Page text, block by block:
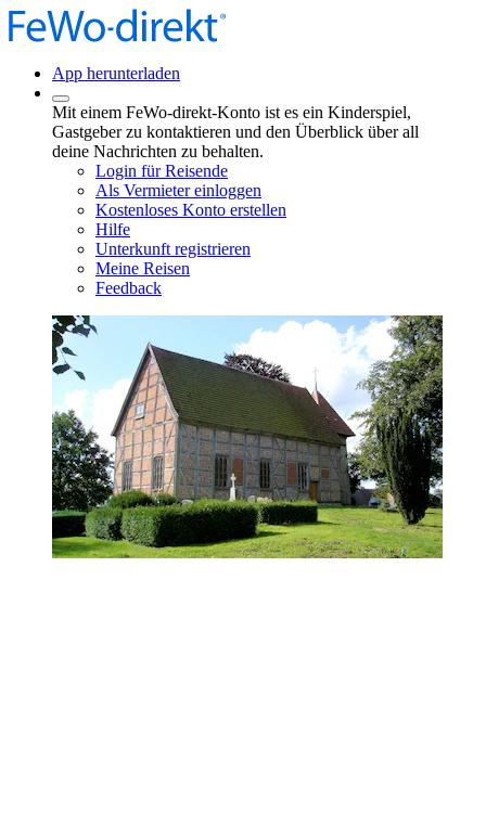
App herunterladen
Mit einem FeWo-direkt-Konto ist es ein Kinderspiel,
Gastgeber zu kontaktieren und den Überblick über all
deine Nachrichten zu behalten.
Login für Reisende
Als Vermieter einloggen
Kostenloses Konto erstellen
Hilfe
Unterkunft registrieren
Meine Reisen
Feedback